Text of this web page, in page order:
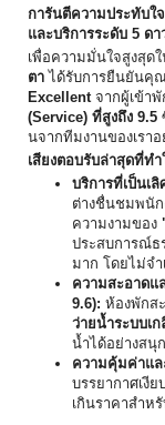
การันตีความประทับใ
และบริการระดับ 5 ดา
เพื่อความมั่นใจสูงสุด
ตา ได้รับการยืนยันคุ
Excellentจากผู้เข้าพั
(Service) ที่สูงถึง 9.5
นจากทีมงานของเราอ
เสียงตอบรับล่าสุดที่ทำ
บริการที่เป็นเ
ต่างชื่นชมพนัก
ความงามของ
ประสบการณ์ธ
มาก โดยไม่จำ
ความสะอาดแ
9.6): ห้องพักส
ว่ายน้ำระบบเก
น้ำได้อย่างสนุ
ความคุ้มค่าแล
บรรยากาศเงี
เกินราคาสำหรั